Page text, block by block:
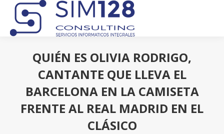
QUIÉN ES OLIVIA RODRIGO,
CANTANTE QUE LLEVA EL
BARCELONA EN LA CAMISETA
FRENTE AL REAL MADRID EN EL
CLÁSICO